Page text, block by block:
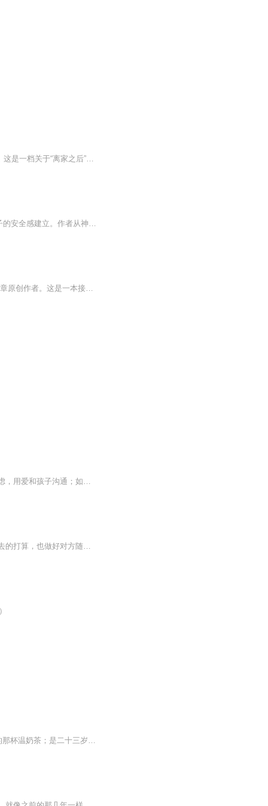
【写给正在学习“刚好距离”的你】 嗨，我是不爱运动的白桃。欢迎来到《刚好的距离》。这是一档关于“离家之后”的声音陪伴节目。我们聊独居的狼狈、第一份工资的忐忑、深夜急诊室的灯光、电话两端的沉默，以及那些走着走着就散了的友谊。 ...
0~3岁的婴幼儿非常需要父母的积极关注，父母看见孩子的需求并及时回应孩子，有利于孩子的安全感建立。作者从神经科学和心理学角度出发，揭示婴幼儿的心理秘密，告诉家长和幼儿教育工作者如何有效回应孩子。网络爆火的“摆烂带娃专治不服”“90后敷衍式育儿...
作者鱼爸，本名 郑明生，童书编辑，阅读推广人，养育男孩公众号创始人，家庭育儿分享文章原创作者。这是一本接中国地气的育儿书，在陪伴孩子成长的同时也会让家长成长！孩子如同一面镜子，照出我们自身的问题，就看我们愿不愿意改变。有幸做父母 必须好好...
刚刚好的养育大家好，这里是我为你朗读的《刚刚好的养育》。我们一起学习：如何放下焦虑，用爱和孩子沟通；如何不吼不叫，养出内心有力量的孩子。希望我的声音，能陪你一起，做刚刚好的父母。
一个人，刚刚好，是你可以一个人精彩，也可以两个人辉煌，是你既能做好和对方一直走下去的打算，也做好对方随时要走的准备。本书是今日头条情感励志领域人气作者梁知夏君首部治愈作品，帮助新一代元气青年摆脱依赖，保持独立，不因失去而低落，不因未来而彷徨。当你找到一个人刚刚好的状态，你就能万事绰绰有余，余生神采奕奕！
“你说最好的缘分是什么样的？”林晚星的答案，是十七岁那年撞进顾知行怀里时，他递过来的那杯温奶茶；是二十三岁加班到深夜，楼下路灯下等她的身影；是三十岁厨房台面上，他刚切好的半个柚子。没有轰轰烈烈的告白，没有跌宕起伏的波折，他们的故事就像巷...